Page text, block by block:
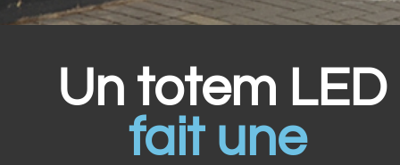
Un totem LED
fait une